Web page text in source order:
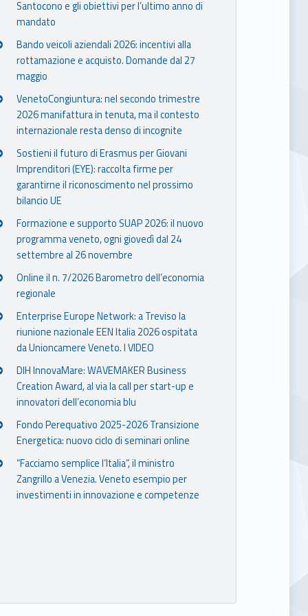
Santocono e gli obiettivi per l’ultimo anno di
mandato
Bando veicoli aziendali 2026: incentivi alla
rottamazione e acquisto. Domande dal 27
maggio
VenetoCongiuntura: nel secondo trimestre
2026 manifattura in tenuta, ma il contesto
internazionale resta denso di incognite
Sostieni il futuro di Erasmus per Giovani
Imprenditori (EYE): raccolta firme per
garantirne il riconoscimento nel prossimo
bilancio UE
Formazione e supporto SUAP 2026: il nuovo
programma veneto, ogni giovedì dal 24
settembre al 26 novembre
Online il n. 7/2026 Barometro dell’economia
regionale
Enterprise Europe Network: a Treviso la
riunione nazionale EEN Italia 2026 ospitata
da Unioncamere Veneto. I VIDEO
DIH InnovaMare: WAVEMAKER Business
Creation Award, al via la call per start-up e
innovatori dell’economia blu
Fondo Perequativo 2025-2026 Transizione
Energetica: nuovo ciclo di seminari online
“Facciamo semplice l’Italia”, il ministro
Zangrillo a Venezia. Veneto esempio per
investimenti in innovazione e competenze